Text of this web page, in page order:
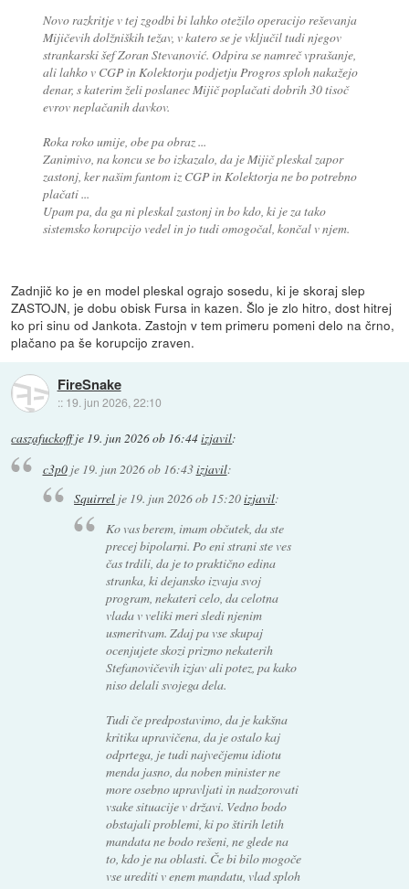
Novo razkritje v tej zgodbi bi lahko otežilo operacijo reševanja
Mijičevih dolžniških težav, v katero se je vključil tudi njegov
strankarski šef Zoran Stevanović. Odpira se namreč vprašanje,
ali lahko v CGP in Kolektorju podjetju Progros sploh nakažejo
denar, s katerim želi poslanec Mijič poplačati dobrih 30 tisoč
evrov neplačanih davkov.
Roka roko umije, obe pa obraz ...
Zanimivo, na koncu se bo izkazalo, da je Mijič pleskal zapor
zastonj, ker našim fantom iz CGP in Kolektorja ne bo potrebno
plačati ...
Upam pa, da ga ni pleskal zastonj in bo kdo, ki je za tako
sistemsko korupcijo vedel in jo tudi omogočal, končal v njem.
Zadnjič ko je en model pleskal ograjo sosedu, ki je skoraj slep
ZASTOJN, je dobu obisk Fursa in kazen. Šlo je zlo hitro, dost hitrej
ko pri sinu od Jankota. Zastojn v tem primeru pomeni delo na črno,
plačano pa še korupcijo zraven.
FireSnake
:: 19. jun 2026, 22:10
caszafuckoffje 19. jun 2026 ob 16:44izjavil:
c3p0je 19. jun 2026 ob 16:43izjavil:
Squirrel je 19. jun 2026 ob 15:20izjavil:
Ko vas berem, imam občutek, da ste
precej bipolarni. Po eni strani ste ves
čas trdili, da je to praktično edina
stranka, ki dejansko izvaja svoj
program, nekateri celo, da celotna
vlada v veliki meri sledi njenim
usmeritvam. Zdaj pa vse skupaj
ocenjujete skozi prizmo nekaterih
Stefanovičevih izjav ali potez, pa kako
niso delali svojega dela.
Tudi če predpostavimo, da je kakšna
kritika upravičena, da je ostalo kaj
odprtega, je tudi največjemu idiotu
menda jasno, da noben minister ne
more osebno upravljati in nadzorovati
vsake situacije v državi. Vedno bodo
obstajali problemi, ki po štirih letih
mandata ne bodo rešeni, ne glede na
to, kdo je na oblasti. Če bi bilo mogoče
vse urediti v enem mandatu, vlad sploh